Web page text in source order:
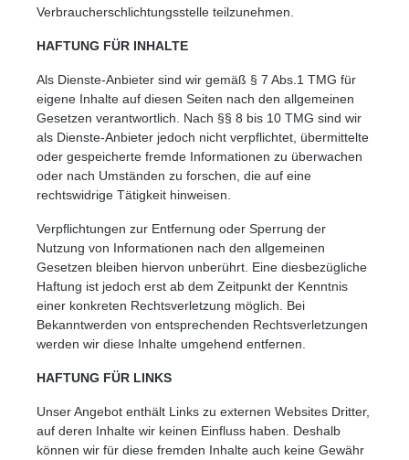
Verbraucherschlichtungsstelle teilzunehmen.
HAFTUNG FÜR INHALTE
Als Dienste-Anbieter sind wir gemäß § 7 Abs.1 TMG für
eigene Inhalte auf diesen Seiten nach den allgemeinen
Gesetzen verantwortlich. Nach §§ 8 bis 10 TMG sind wir
als Dienste-Anbieter jedoch nicht verpflichtet, übermittelte
oder gespeicherte fremde Informationen zu überwachen
oder nach Umständen zu forschen, die auf eine
rechtswidrige Tätigkeit hinweisen.
Verpflichtungen zur Entfernung oder Sperrung der
Nutzung von Informationen nach den allgemeinen
Gesetzen bleiben hiervon unberührt. Eine diesbezügliche
Haftung ist jedoch erst ab dem Zeitpunkt der Kenntnis
einer konkreten Rechtsverletzung möglich. Bei
Bekanntwerden von entsprechenden Rechtsverletzungen
werden wir diese Inhalte umgehend entfernen.
HAFTUNG FÜR LINKS
Unser Angebot enthält Links zu externen Websites Dritter,
auf deren Inhalte wir keinen Einfluss haben. Deshalb
können wir für diese fremden Inhalte auch keine Gewähr